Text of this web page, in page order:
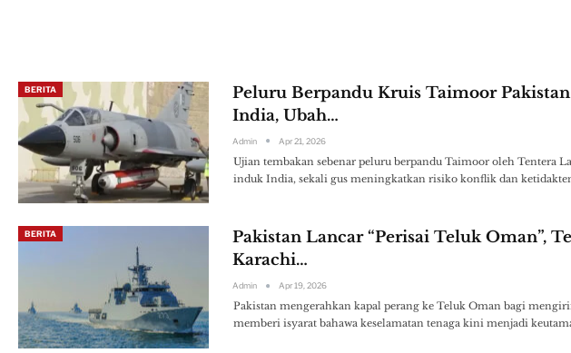
BERITA
Peluru Berpandu Kruis Taimoor
India, Ubah…
Admin Apr 21, 2026
Ujian tembakan sebenar peluru berpandu Taimoor oleh Tentera
induk India, sekali gus meningkatkan risiko konflik dan
BERITA
Pakistan Lancar “Perisai Teluk Oman”,
Karachi…
Admin Apr 19, 2026
Pakistan mengerahkan kapal perang ke Teluk Oman bagi
memberi isyarat bahawa keselamatan tenaga kini menjadi